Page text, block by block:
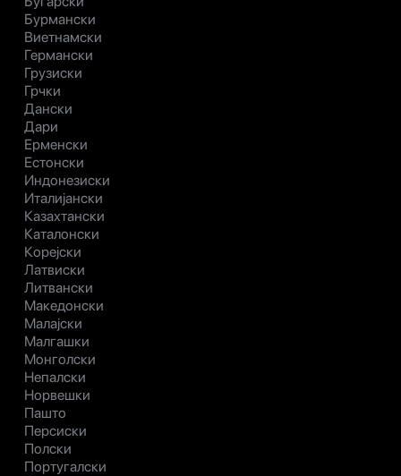
Бурмански
Виетнамски
Германски
Грузиски
Грчки
Дански
Дари
Ерменски
Естонски
Индонезиски
Италијански
Казахтански
Каталонски
Корејски
Латвиски
Литвански
Македонски
Малајски
Малгашки
Монголски
Непалски
Норвешки
Пашто
Персиски
Полски
Португалски